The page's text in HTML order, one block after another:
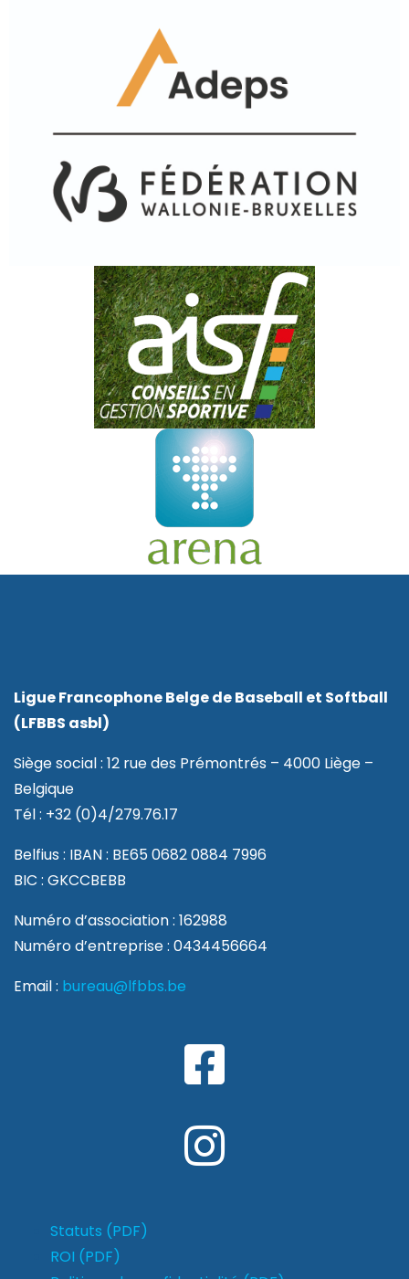
Ligue Francophone Belge de Baseball et Softball
(LFBBS asbl)
Siège social : 12 rue des Prémontrés – 4000 Liège –
Belgique
Tél : +32 (0)4/279.76.17
Belfius : IBAN : BE65 0682 0884 7996
BIC : GKCCBEBB
Numéro d’association : 162988
Numéro d’entreprise : 0434456664
Email : bureau@lfbbs.be
Statuts (PDF)
ROI (PDF)